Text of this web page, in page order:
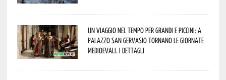
Un viaggio nel tempo per grandi e piccini: a
Palazzo San Gervasio tornano le Giornate
Medioevali. I dettagli